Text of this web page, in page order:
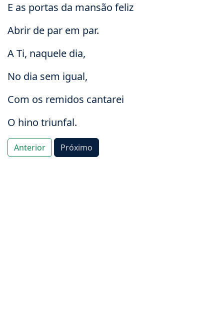
E as portas da mansão feliz
Abrir de par em par.
A Ti, naquele dia,
No dia sem igual,
Com os remidos cantarei
O hino triunfal.
Anterior Próximo